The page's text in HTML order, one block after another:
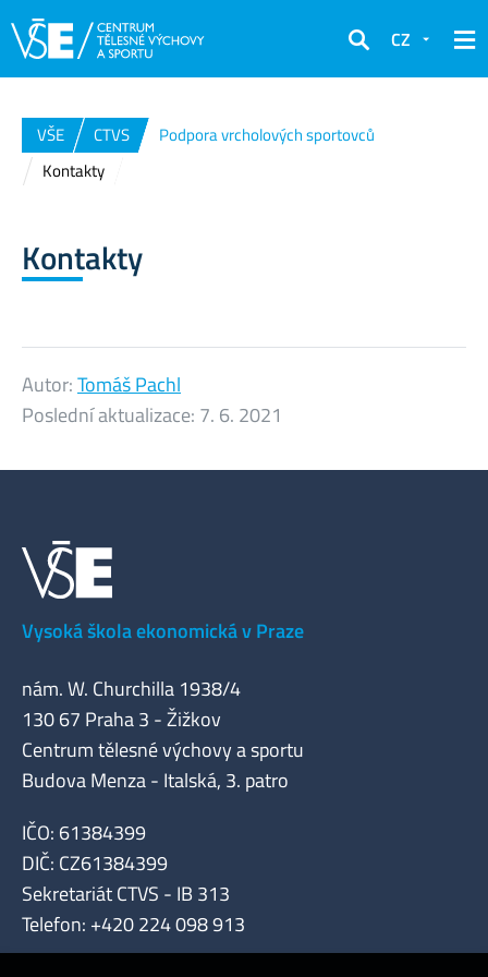
Hledat
CZ
VŠE CTVS
Podpora vrcholových sportovců
Kontakty
Kontakty
Autor:Tomáš Pachl
Poslední aktualizace: 7. 6. 2021
Vysoká škola ekonomická v Praze
nám. W. Churchilla 1938/4
130 67 Praha 3 - Žižkov
Centrum tělesné výchovy a sportu
Budova Menza - Italská, 3. patro
IČO: 61384399
DIČ: CZ61384399
Sekretariát CTVS - IB 313
Telefon: +420 224 098 913